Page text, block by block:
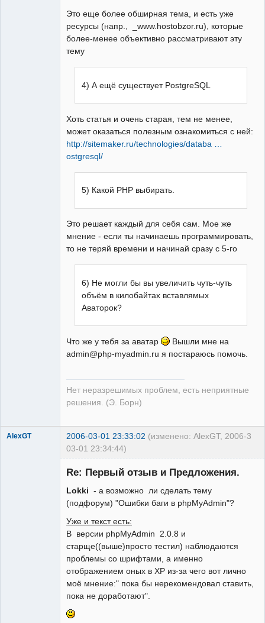
Это еще более обширная тема, и есть уже
ресурсы (напр., _www.hostobzor.ru), которые
более-менее объективно рассматривают эту
тему
4) А ещё существует PostgreSQL
Хоть статья и очень старая, тем не менее,
может оказаться полезным ознакомиться с ней:
http://sitemaker.ru/technologies/databa …
ostgresql/
5) Какой PHP выбирать.
Это решает каждый для себя сам. Мое же
мнение - если ты начинаешь программировать,
то не теряй времени и начинай сразу с 5-го
6) Не могли бы вы увеличить чуть-чуть
объём в килобайтах вставлямых
Аваторок?
Что же у тебя за аватар
Вышли мне на
admin@php-myadmin.ru я постараюсь помочь.
Нет неразрешимых проблем, есть неприятные
решения. (Э. Борн)
3
AlexGT 2006-03-01 23:33:02 (изменено: AlexGT, 2006-
03-01 23:34:44)
Re: Первый отзыв и Предложения.
Lokki - а возможно ли сделать тему
(подфорум) "Ошибки баги в phpMyAdmin"?
Уже и текст есть:
В версии phpMyAdmin 2.0.8 и
старще((выше)просто тестил) наблюдаются
проблемы со шрифтами, а именно
отображением оных в XP из-за чего вот лично
моё мнение:" пока бы нерекомендовал ставить,
пока не доработают".